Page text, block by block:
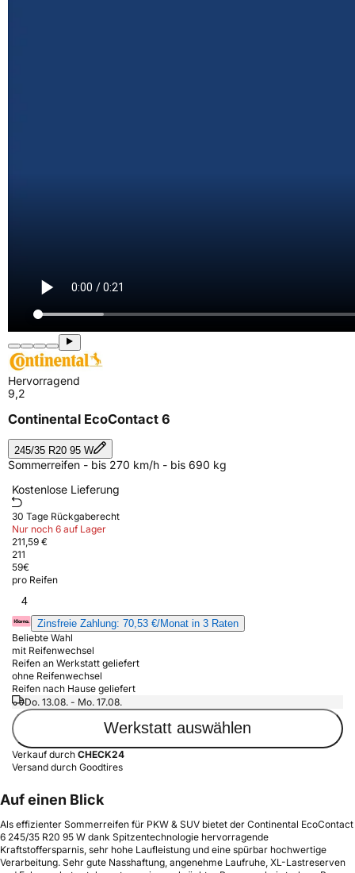
Hervorragend
9,2
Continental EcoContact 6
245/35 R20 95 W
Sommerreifen - bis 270 km/h - bis 690 kg
Kostenlose Lieferung
30 Tage Rückgaberecht
Nur noch 6 auf Lager
211,59 €
211
59€
pro Reifen
4
Zinsfreie Zahlung: 70,53 €/Monat in 3 Raten
Beliebte Wahl
mit Reifenwechsel
Reifen an Werkstatt geliefert
ohne Reifenwechsel
Reifen nach Hause geliefert
Do. 13.08. - Mo. 17.08.
Werkstatt auswählen
Verkauf durch CHECK24
Versand durch Goodtires
Auf einen Blick
Als effizienter Sommerreifen für PKW & SUV bietet der Continental EcoContact
6 245/35 R20 95 W dank Spitzentechnologie hervorragende
Kraftstoffersparnis, sehr hohe Laufleistung und eine spürbar hochwertige
Verarbeitung. Sehr gute Nasshaftung, angenehme Laufruhe, XL-Lastreserven